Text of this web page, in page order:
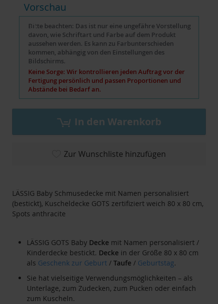
LÄSSIG Baby Schmusedecke mit Namen personalisiert
(bestickt), Kuscheldecke GOTS zertifiziert weich 80 x 80 cm,
Spots anthracite
LÄSSIG GOTS Baby Decke mit Namen personalisiert /
Kinderdecke bestickt. Decke in der Größe 80 x 80 cm
als Geschenk zur Geburt / Taufe / Geburtstag.
Sie hat vielseitige Verwendungsmöglichkeiten – als
Unterlage, zum Zudecken, zum Pucken oder einfach
zum Kuscheln.
Vorschau
Bitte beachten: Das ist nur eine ungefähre Vorstellung
davon, wie Schriftart und Farbe auf dem Produkt
aussehen werden. Es kann zu Farbunterschieden
kommen, abhängig von den Einstellungen des
Bildschirms.
Keine Sorge: Wir kontrollieren jeden Auftrag vor der
Fertigung persönlich und passen Proportionen und
Abstände bei Bedarf an.
In den Warenkorb
Zur Wunschliste hinzufügen